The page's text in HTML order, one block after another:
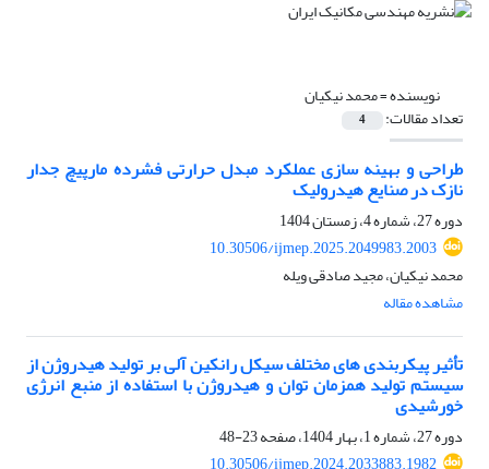
نویسنده =محمد نیکیان
تعداد مقالات: 4
طراحی و بهینه سازی عملکرد مبدل حرارتی فشرده مارپیچ جدار
نازک در صنایع هیدرولیک
دوره 27، شماره 4، زمستان 1404
10.30506/ijmep.2025.2049983.2003
محمد نیکیان، مجید صادقی ویله
مشاهده مقاله
تأثیر پیکربندی های مختلف سیکل رانکین آلی بر تولید هیدروژن از
سیستم تولید همزمان توان و هیدروژن با استفاده از منبع انرژی
خورشیدی
دوره 27، شماره 1، بهار 1404، صفحه
23-48